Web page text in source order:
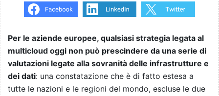
Per le aziende europee, qualsiasi strategia legata al
multicloud oggi non può prescindere da una serie di
valutazioni legate alla sovranità delle infrastrutture e
dei dati: una constatazione che è di fatto estesa a
tutte le nazioni e le regioni del mondo, escluse le due